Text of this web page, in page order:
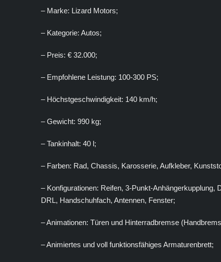
– Marke: Lizard Motors;
– Kategorie: Autos;
– Preis: € 32.000;
– Empfohlene Leistung: 100-300 PS;
– Höchstgeschwindigkeit: 140 km/h;
– Gewicht: 990 kg;
– Tankinhalt: 40 l;
– Farben: Rad, Chassis, Karosserie, Aufkleber,
– Konfigurationen: Reifen, 3-Punkt-
DRL, Handschuhfach, Antennen, Fenster;
– Animationen: Türen und Hinterradbremse
– Animiertes und voll funktionsfähiges Armaturenbrett;